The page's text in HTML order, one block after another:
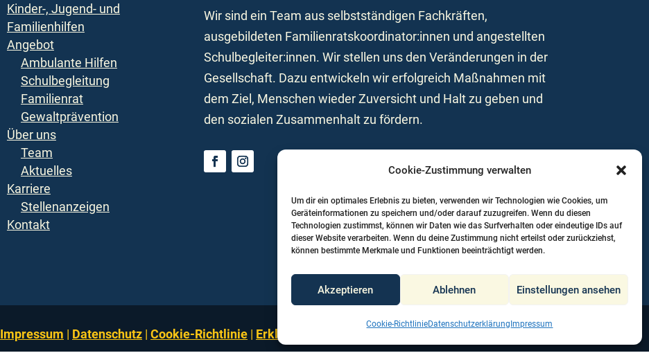
Cookie-Zustimmung verwalten
Um dir ein optimales Erlebnis zu bieten, verwenden wir Technologien wie Cookies, um
Geräteinformationen zu speichern und/oder darauf zuzugreifen. Wenn du diesen
Technologien zustimmst, können wir Daten wie das Surfverhalten oder eindeutige IDs auf
dieser Website verarbeiten. Wenn du deine Zustimmung nicht erteilst oder zurückziehst,
können bestimmte Merkmale und Funktionen beeinträchtigt werden.
Akzeptieren Ablehnen Einstellungen ansehen
Cookie-RichtlinieDatenschutzerklärung Impressum
Kinder-, Jugend- und
Familienhilfen
Angebot
Ambulante Hilfen
Schulbegleitung
Familienrat
Gewaltprävention
Über uns
Team
Aktuelles
Karriere
Stellenanzeigen
Kontakt
Wir sind ein Team aus selbstständigen Fachkräften,
ausgebildeten Familienratskoordinator:innen und angestellten
Schulbegleiter:innen. Wir stellen uns den Veränderungen in der
Gesellschaft. Dazu entwickeln wir erfolgreich Maßnahmen mit
dem Ziel, Menschen wieder Zuversicht und Halt zu geben und
den sozialen Zusammenhalt zu fördern.
Impressum | Datenschutz | Cookie-Richtlinie | Erklärung zur Barrierefreiheit